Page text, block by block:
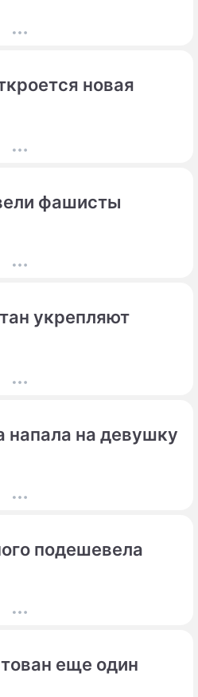
новая
фашисты
укрепляют
напала на девушку
подешевела
еще один